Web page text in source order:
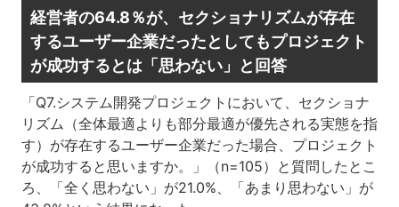
経営者の64.8％が、セクショナリズムが存在
するユーザー企業だったとしてもプロジェクト
が成功するとは「思わない」と回答
「Q7.システム開発プロジェクトにおいて、セクショナ
リズム（全体最適よりも部分最適が優先される実態を指
す）が存在するユーザー企業だった場合、プロジェクト
が成功すると思いますか。」（n=105）と質問したとこ
ろ、「全く思わない」が21.0%、「あまり思わない」が